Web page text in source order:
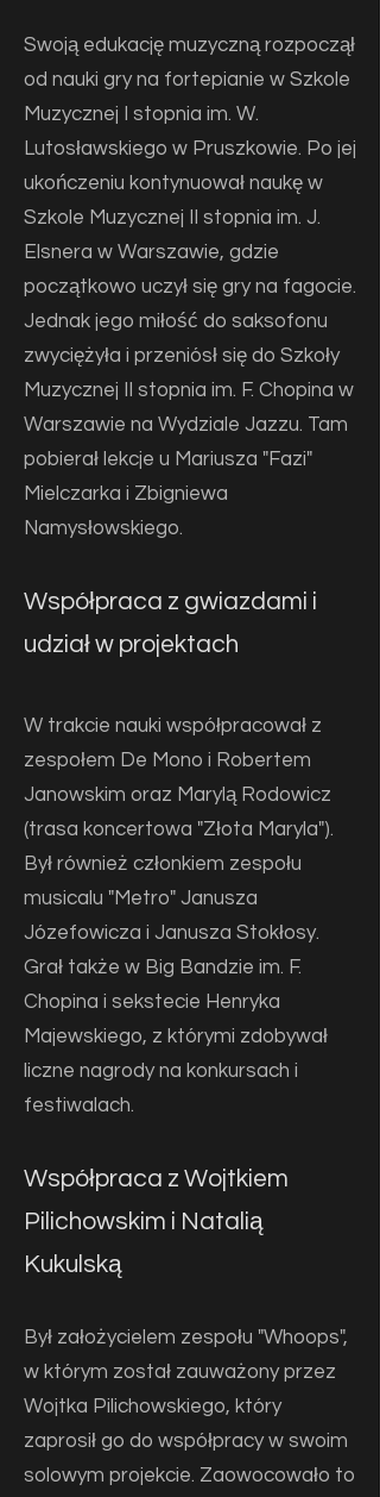
Swoją edukację muzyczną rozpoczął
od nauki gry na fortepianie w Szkole
Muzycznej I stopnia im. W.
Lutosławskiego w Pruszkowie. Po jej
ukończeniu kontynuował naukę w
Szkole Muzycznej II stopnia im. J.
Elsnera w Warszawie, gdzie
początkowo uczył się gry na fagocie.
Jednak jego miłość do saksofonu
zwyciężyła i przeniósł się do Szkoły
Muzycznej II stopnia im. F. Chopina w
Warszawie na Wydziale Jazzu. Tam
pobierał lekcje u Mariusza "Fazi"
Mielczarka i Zbigniewa
Namysłowskiego.
Współpraca z gwiazdami i
udział w projektach
W trakcie nauki współpracował z
zespołem De Mono i Robertem
Janowskim oraz Marylą Rodowicz
(trasa koncertowa "Złota Maryla").
Był również członkiem zespołu
musicalu "Metro" Janusza
Józefowicza i Janusza Stokłosy.
Grał także w Big Bandzie im. F.
Chopina i sekstecie Henryka
Majewskiego, z którymi zdobywał
liczne nagrody na konkursach i
festiwalach.
Współpraca z Wojtkiem
Pilichowskim i Natalią
Kukulską
Był założycielem zespołu "Whoops",
w którym został zauważony przez
Wojtka Pilichowskiego, który
zaprosił go do współpracy w swoim
solowym projekcie. Zaowocowało to